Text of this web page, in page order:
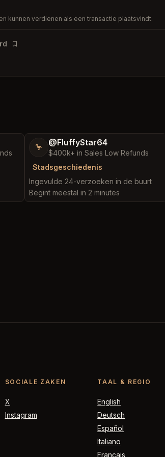
kunnen verdienen als een transactie plaatsvindt.
Bladwijzer
🦩 @FluffyStar64
$400k+ in Sales Low Refunds
Stadsgeschiedenis
Ingevulde 24-verzoeken in de buurt
Begint meestal in 2 minutes
SOCIALE ZAKEN
X
Instagram
TAAL & REGIO
English
Deutsch
Español
Italiano
Français